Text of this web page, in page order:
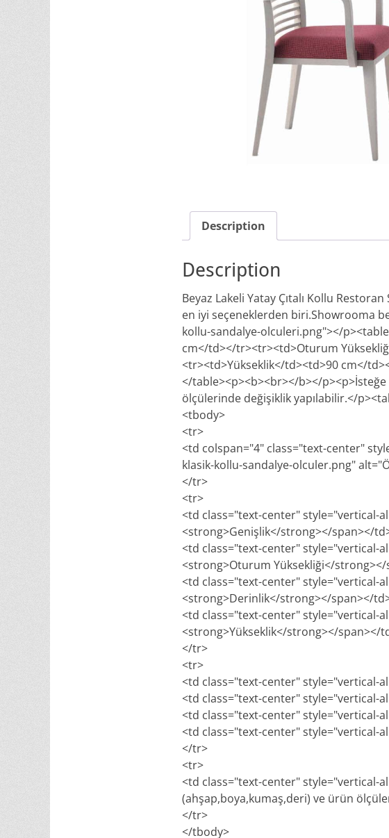
Description
Description
Beyaz Lakeli Yatay Çıtalı Kollu
en iyi seçeneklerden biri.Showrooma
kollu-sandalye-olculeri.png"></
cm</td></tr><tr><td>Oturum
<tr><td>Yükseklik</td><td>90 cm</
</table><p><b><br></b></
ölçülerinde değişiklik yapılabilir.</
<tbody>
<tr>
<td colspan="4" class="text-center"
klasik-kollu-sandalye-olculer.png"
</tr>
<tr>
<td class="text-center" style="vertical-
<strong>Genişlik</strong></span></
<td class="text-center" style="vertical-
<strong>Oturum Yüksekliği</
<td class="text-center" style="vertical-
<strong>Derinlik</strong></span></
<td class="text-center" style="vertical-
<strong>Yükseklik</strong></span></
</tr>
<tr>
<td class="text-center" style="vertical-
<td class="text-center" style="vertical-
<td class="text-center" style="vertical-
<td class="text-center" style="vertical-
</tr>
<tr>
<td class="text-center" style="vertical-
(ahşap,boya,kumaş,deri) ve ürün
</tr>
</tbody>